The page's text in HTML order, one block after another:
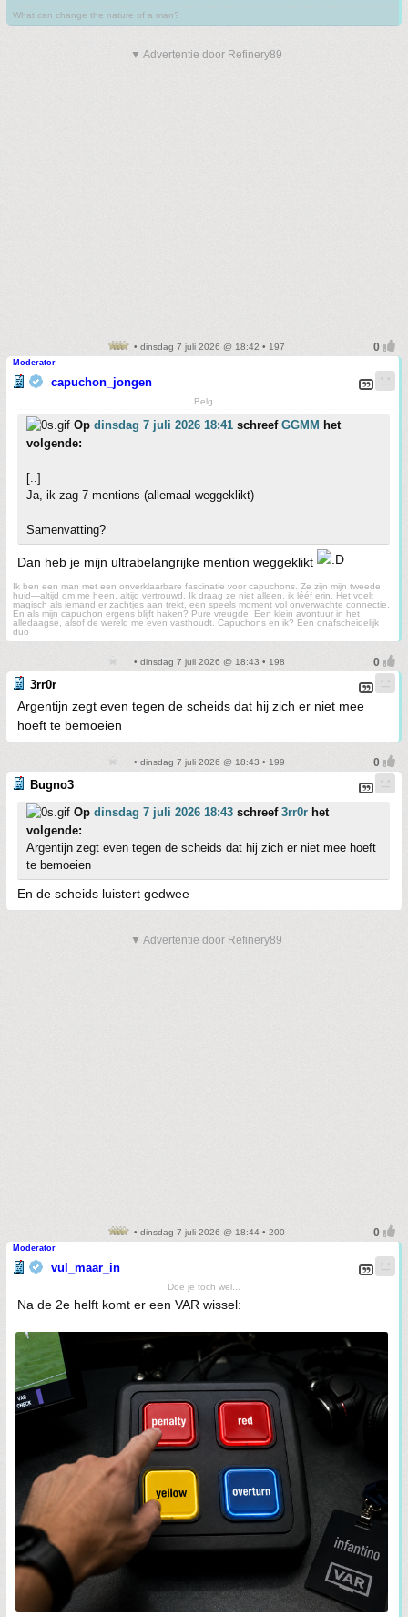
What can change the nature of a man?
▼ Advertentie door Refinery89
• dinsdag 7 juli 2026 @ 18:42 • 197
Moderator
capuchon_jongen
Belg
Op dinsdag 7 juli 2026 18:41 schreef GGMM het
volgende:
[..]
Ja, ik zag 7 mentions (allemaal weggeklikt)
Samenvatting?
Dan heb je mijn ultrabelangrijke mention weggeklikt
Ik ben een man met een onverklaarbare fascinatie voor capuchons. Ze zijn mijn tweede
huid—altijd om me heen, altijd vertrouwd. Ik draag ze niet alleen, ik lééf erin. Het voelt
magisch als iemand er zachtjes aan trekt, een speels moment vol onverwachte connectie.
En als mijn capuchon ergens blijft haken? Pure vreugde! Een klein avontuur in het
alledaagse, alsof de wereld me even vasthoudt. Capuchons en ik? Een onafscheidelijk
duo
• dinsdag 7 juli 2026 @ 18:43 • 198
3rr0r
Argentijn zegt even tegen de scheids dat hij zich er niet mee
hoeft te bemoeien
• dinsdag 7 juli 2026 @ 18:43 • 199
Bugno3
Op dinsdag 7 juli 2026 18:43 schreef 3rr0r het
volgende:
Argentijn zegt even tegen de scheids dat hij zich er niet mee hoeft
te bemoeien
En de scheids luistert gedwee
▼ Advertentie door Refinery89
• dinsdag 7 juli 2026 @ 18:44 • 200
Moderator
vul_maar_in
Doe je toch wel...
Na de 2e helft komt er een VAR wissel: